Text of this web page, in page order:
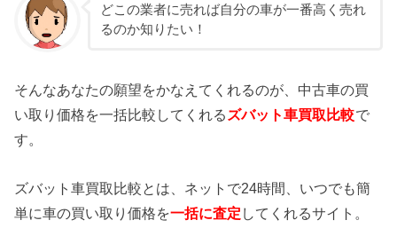
どこの業者に売れば自分の車が一番高く売れ
るのか知りたい！
そんなあなたの願望をかなえてくれるのが、中古車の買
い取り価格を一括比較してくれる ズバット車買取比較で
す。
ズバット車買取比較とは、ネットで24時間、いつでも簡
単に車の買い取り価格を一括に査定 してくれるサイト。